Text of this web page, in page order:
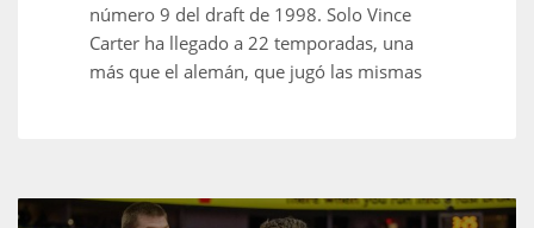
MIA
22
número 9 del draft de 1998. Solo Vince
Carter ha llegado a 22 temporadas, una
más que el alemán, que jugó las mismas